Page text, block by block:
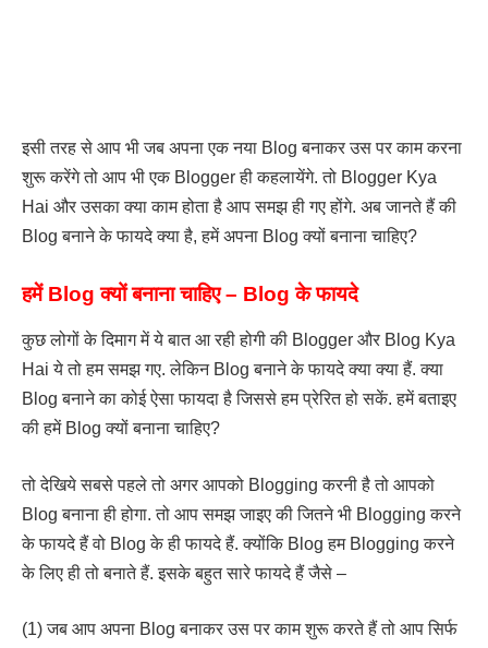
इसी तरह से आप भी जब अपना एक नया Blog बनाकर उस पर काम करना
शुरू करेंगे तो आप भी एक Blogger ही कहलायेंगे. तो Blogger Kya
Hai और उसका क्या काम होता है आप समझ ही गए होंगे. अब जानते हैं की
Blog बनाने के फायदे क्या है, हमें अपना Blog क्यों बनाना चाहिए?
हमें Blog क्यों बनाना चाहिए – Blog के फायदे
कुछ लोगों के दिमाग में ये बात आ रही होगी की Blogger और Blog Kya
Hai ये तो हम समझ गए. लेकिन Blog बनाने के फायदे क्या क्या हैं. क्या
Blog बनाने का कोई ऐसा फायदा है जिससे हम प्रेरित हो सकें. हमें बताइए
की हमें Blog क्यों बनाना चाहिए?
तो देखिये सबसे पहले तो अगर आपको Blogging करनी है तो आपको
Blog बनाना ही होगा. तो आप समझ जाइए की जितने भी Blogging करने
के फायदे हैं वो Blog के ही फायदे हैं. क्योंकि Blog हम Blogging करने
के लिए ही तो बनाते हैं. इसके बहुत सारे फायदे हैं जैसे –
(1) जब आप अपना Blog बनाकर उस पर काम शुरू करते हैं तो आप सिर्फ